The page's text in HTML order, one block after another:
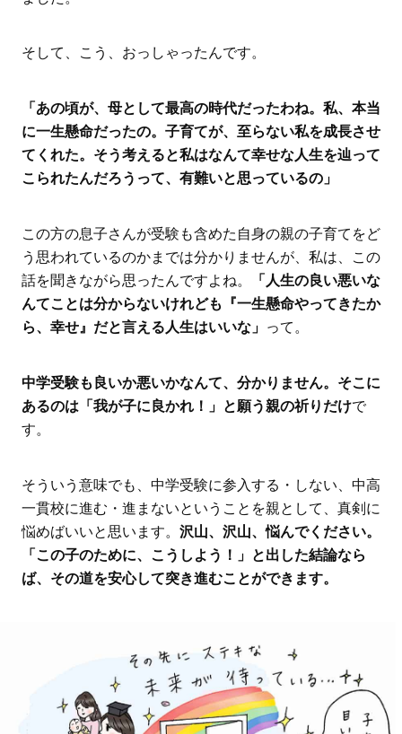
そして、こう、おっしゃったんです。
「あの頃が、母として最高の時代だったわね。私、本当
に一生懸命だったの。子育てが、至らない私を成長させ
てくれた。そう考えると私はなんて幸せな人生を辿って
こられたんだろうって、有難いと思っているの」
この方の息子さんが受験も含めた自身の親の子育てをど
う思われているのかまでは分かりませんが、私は、この
話を聞きながら思ったんですよね。
「人生の良い悪いな
んてことは分からないけれども『一生懸命やってきたか
ら、幸せ』だと言える人生はいいな」 って。
中学受験も良いか悪いかなんて、分かりません。そこに
あるのは「我が子に良かれ！」と願う親の祈りだけで
す。
そういう意味でも、中学受験に参入する・しない、中高
一貫校に進む・進まないということを親として、真剣に
悩めばいいと思います。 沢山、沢山、悩んでください。
「この子のために、こうしよう！」と出した結論なら
ば、その道を安心して突き進むことができます。